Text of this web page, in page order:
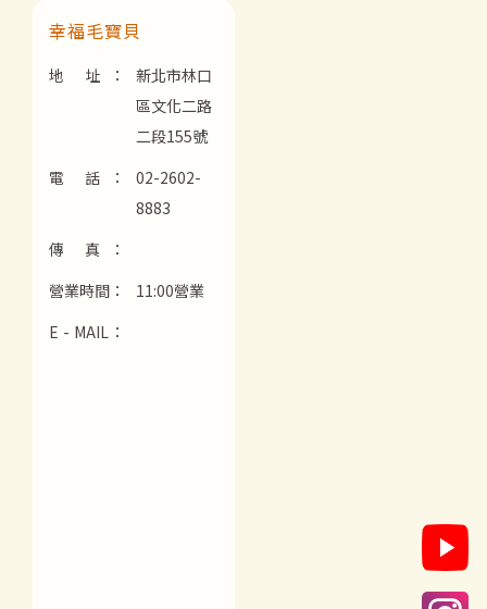
幸福毛寶貝
地 址：
新北市林口
區文化二路
二段155號
電 話：
02-2602-
8883
傳 真：
營業時間：
11:00營業
E - MAIL：